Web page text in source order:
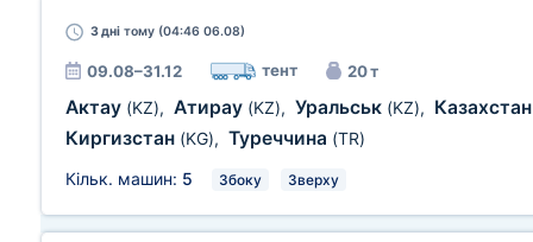
3 дні тому (04:46 06.08)
09.08–31.12 тент 20 т
Актау (KZ), Атирау (KZ), Уральськ (KZ),
Киргизстан (KG), Туреччина (TR)
Кільк. машин: 5 Збоку Зверху